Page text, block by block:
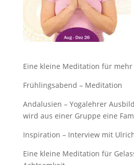
Eine kleine Meditation für
Frühlingsabend – Meditation
Andalusien – Yogalehrer
wird aus einer Gruppe eine
Inspiration – Interview mit
Eine kleine Meditation für